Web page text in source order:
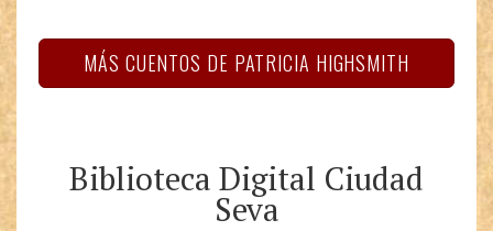
MÁS CUENTOS DE PATRICIA HIGHSMITH
Biblioteca Digital Ciudad
Seva